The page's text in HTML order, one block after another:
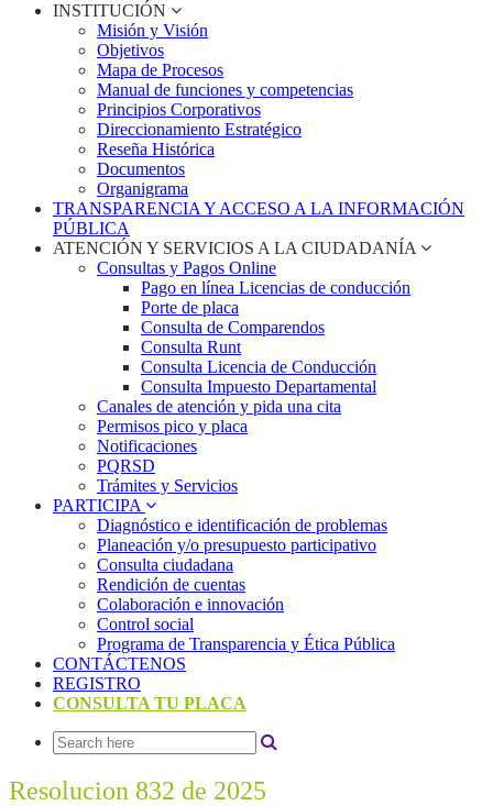
INSTITUCIÓN
Misión y Visión
Objetivos
Mapa de Procesos
Manual de funciones y competencias
Principios Corporativos
Direccionamiento Estratégico
Reseña Histórica
Documentos
Organigrama
TRANSPARENCIA Y ACCESO A LA INFORMACIÓN
PÚBLICA
ATENCIÓN Y SERVICIOS A LA CIUDADANÍA
Consultas y Pagos Online
Pago en línea Licencias de conducción
Porte de placa
Consulta de Comparendos
Consulta Runt
Consulta Licencia de Conducción
Consulta Impuesto Departamental
Canales de atención y pida una cita
Permisos pico y placa
Notificaciones
PQRSD
Trámites y Servicios
PARTICIPA
Diagnóstico e identificación de problemas
Planeación y/o presupuesto participativo​
Consulta ciudadana
Rendición de cuentas
Colaboración e innovación
Control social
Programa de Transparencia y Ética Pública
CONTÁCTENOS
REGISTRO
CONSULTA TU PLACA
Resolucion 832 de 2025